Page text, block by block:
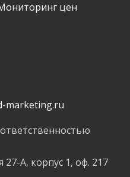
цен
marketing.ru
27-А, корпус 1, оф. 217